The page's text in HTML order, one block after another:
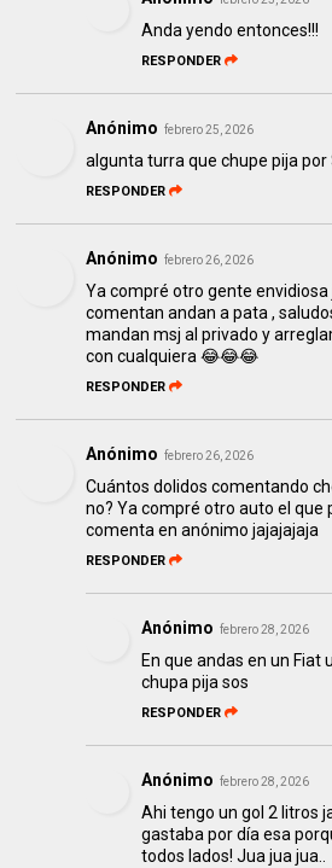
Anda yendo entonces!!!
RESPONDER
Anónimo febrero 25, 2026
algunta turra que chupe pija por
RESPONDER
Anónimo febrero 26, 2026
Ya compré otro gente
comentan andan a pata ,
mandan msj al privado y
con cualquiera 😂😂😂
RESPONDER
Anónimo febrero 26, 2026
Cuántos dolidos comentando
no? Ya compré otro auto el que
comenta en anónimo jajajajaja
RESPONDER
Anónimo febrero 28, 2026
En que andas en un Fiat
chupa pija sos
RESPONDER
Anónimo febrero 28, 2026
Ahi tengo un gol 2 litros
gastaba por día esa
todos lados! Jua jua jua..